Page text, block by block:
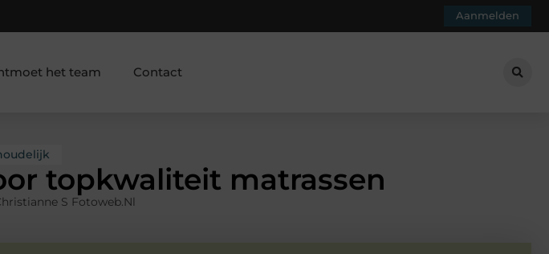
Aanmelden
het team Contact
topkwaliteit matrassen
S Fotoweb.nl